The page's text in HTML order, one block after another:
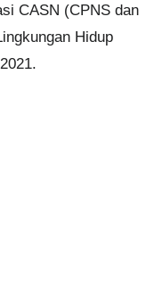
CASN (CPNS dan
Hidup